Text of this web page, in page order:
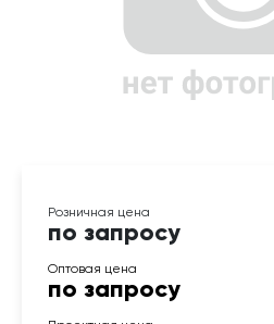
по запросу
по запросу